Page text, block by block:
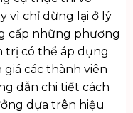
vì chỉ dừng lại ở lý
cấp những phương
trị có thể áp dụng
giá các thành viên
dẫn chi tiết cách
dựa trên hiệu